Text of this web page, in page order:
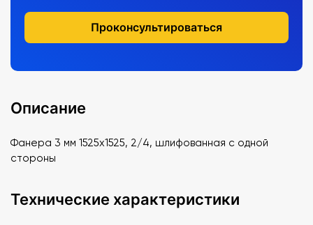
Проконсультироваться
Описание
Фанера 3 мм 1525х1525, 2/4, шлифованная с одной
стороны
Технические характеристики